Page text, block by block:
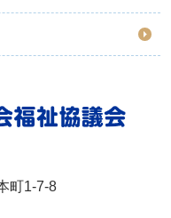
町1-7-8